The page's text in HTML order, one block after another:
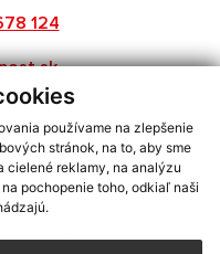
používame na zlepšenie
stránok, na to, aby sme
cielené reklamy, na analýzu
pochopenie toho, odkiaľ naši
124
informácií s využitím RSS
2,Mapa stránok,web portál
,registrácia domény